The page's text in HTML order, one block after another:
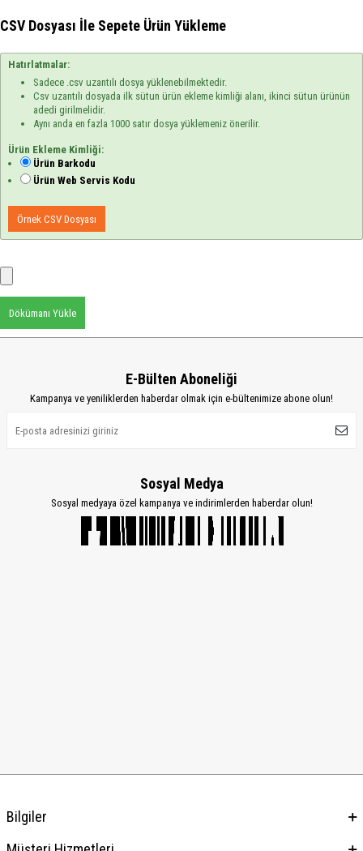
CSV Dosyası İle Sepete Ürün Yükleme
Hatırlatmalar:
Sadece .csv uzantılı dosya yüklenebilmektedir.
Csv uzantılı dosyada ilk sütun ürün ekleme kimliği alanı, ikinci sütun ürünün
adedi girilmelidir.
Aynı anda en fazla 1000 satır dosya yüklemeniz önerilir.
Ürün Ekleme Kimliği:
Ürün Barkodu
Ürün Web Servis Kodu
Örnek CSV Dosyası
Dökümanı Yükle
E-Bülten Aboneliği
Kampanya ve yeniliklerden haberdar olmak için e-bültenimize abone olun!
Sosyal Medya
Sosyal medyaya özel kampanya ve indirimlerden haberdar olun!
Bilgiler